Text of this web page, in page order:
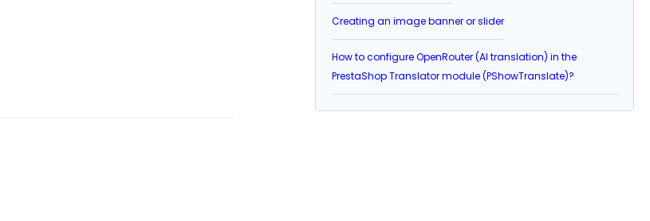
Creating an image banner or slider
How to configure OpenRouter (AI translation) in the
PrestaShop Translator module (PShowTranslate)?